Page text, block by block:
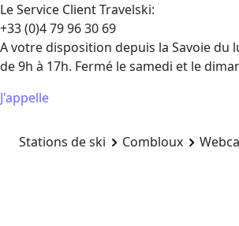
Le Service Client Travelski:
+33 (0)4 79 96 30 69
A votre disposition depuis la Savoie du
de 9h à 17h. Fermé le samedi et le
J'appelle
Stations de ski Combloux